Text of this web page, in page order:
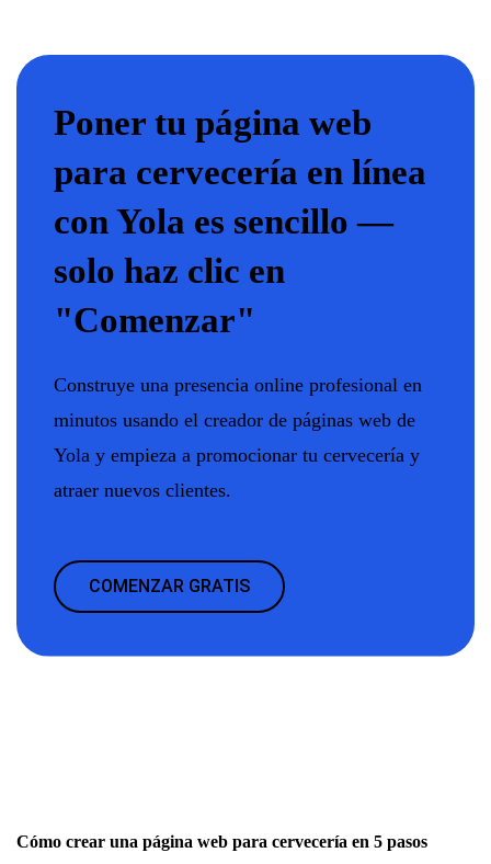
Poner tu página web
para cervecería en línea
con Yola es sencillo —
solo haz clic en
"Comenzar"
Construye una presencia online profesional en
minutos usando el creador de páginas web de
Yola y empieza a promocionar tu cervecería y
atraer nuevos clientes.
COMENZAR GRATIS
Cómo crear una página web para cervecería en 5 pasos